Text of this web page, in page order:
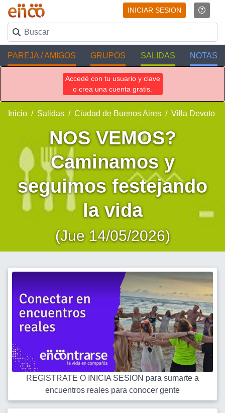
INICIAR SESION
PAREJA / AMIGOS GRUPOS SALIDAS NOTAS
Accedé con tu usuario y clave
o crea una cuenta gratis.
Inicio Salidas Ciudad de Buenos Aires Villa Devoto
NOS VEMOS?
Caminamos y
seguimos festejando
la vida
(Jue 14/05/2026)
REGISTRATE O INICIA SESION para sumarte a
encuentros reales para conocer gente